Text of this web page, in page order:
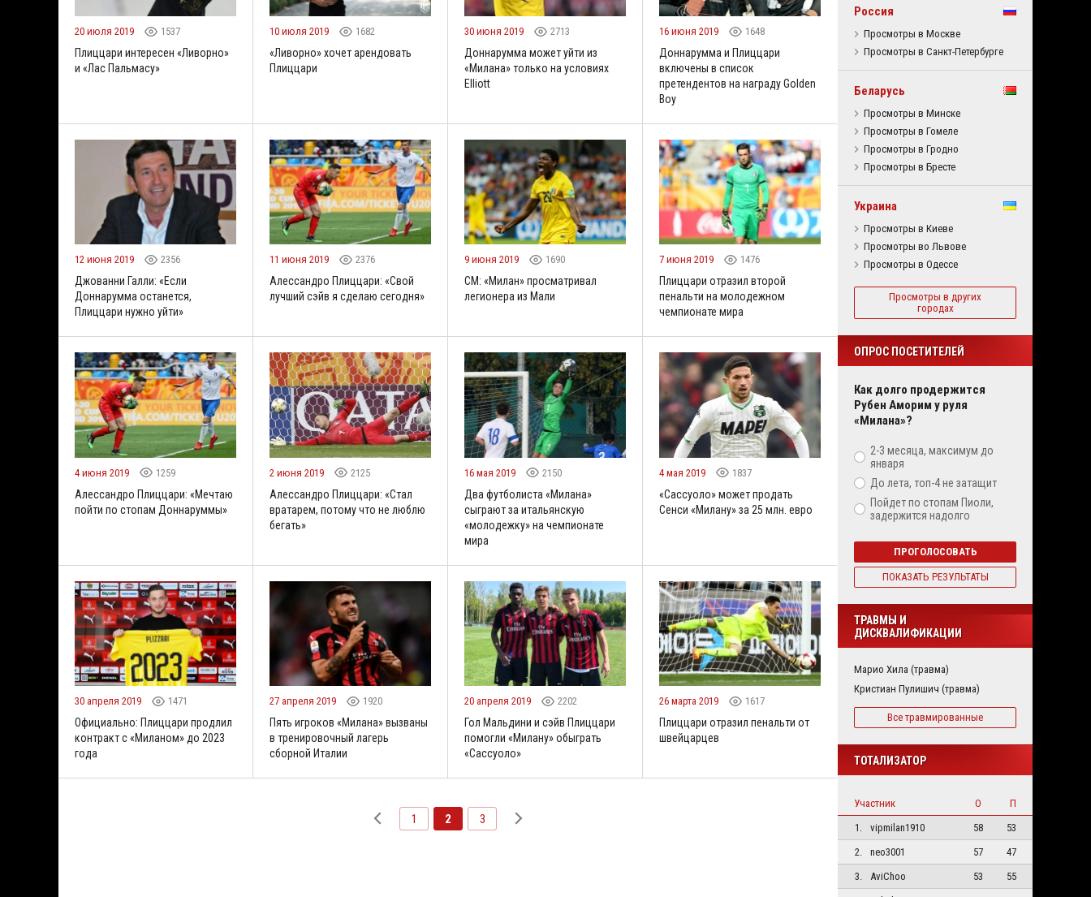
20 июля 2019 1537
Плиццари интересен «Ливорно»
и «Лас Пальмасу»
10 июля 2019 1682
«Ливорно» хочет арендовать
Плиццари
30 июня 2019 2713
Доннарумма может уйти из
«Милана» только на условиях
Elliott
16 июня 2019 1648
Доннарумма и Плиццари
включены в список
претендентов на награду Golden
Boy
12 июня 2019 2356
Джованни Галли: «Если
Доннарумма останется,
Плиццари нужно уйти»
11 июня 2019 2376
Алессандро Плиццари: «Свой
лучший сэйв я сделаю сегодня»
9 июня 2019 1690
CM: «Милан» просматривал
легионера из Мали
7 июня 2019 1476
Плиццари отразил второй
пенальти на молодежном
чемпионате мира
4 июня 2019 1259
Алессандро Плиццари: «Мечтаю
пойти по стопам Доннаруммы»
2 июня 2019 2125
Алессандро Плиццари: «Стал
вратарем, потому что не люблю
бегать»
16 мая 2019 2150
Два футболиста «Милана»
сыграют за итальянскую
«молодежку» на чемпионате
мира
4 мая 2019 1837
«Сассуоло» может продать
Сенси «Милану» за 25 млн. евро
30 апреля 2019 1471
Официально: Плиццари продлил
контракт с «Миланом» до 2023
года
27 апреля 2019 1920
Пять игроков «Милана» вызваны
в тренировочный лагерь
сборной Италии
20 апреля 2019 2202
Гол Мальдини и сэйв Плиццари
помогли «Милану» обыграть
«Сассуоло»
26 марта 2019 1617
Плиццари отразил пенальти от
швейцарцев
1 2 3
Россия
Просмотры в Москве
Просмотры в Санкт-Петербурге
Беларусь
Просмотры в Минске
Просмотры в Гомеле
Просмотры в Гродно
Просмотры в Бресте
Украина
Просмотры в Киеве
Просмотры во Львове
Просмотры в Одессе
Просмотры в других
городах
ОПРОС ПОСЕТИТЕЛЕЙ
Как долго продержится
Рубен Аморим у руля
«Милана»?
2-3 месяца, максимум до
января
До лета, топ-4 не затащит
Пойдет по стопам Пиоли,
задержится надолго
ПРОГОЛОСОВАТЬ
ПОКАЗАТЬ РЕЗУЛЬТАТЫ
ТРАВМЫ И
ДИСКВАЛИФИКАЦИИ
Марио Хила (травма)
Кристиан Пулишич (травма)
Все травмированные
ТОТАЛИЗАТОР
Участник О
П
1.
vipmilan1910 58
53
2.
neo3001 57
47
3.
AviChoo 53
55